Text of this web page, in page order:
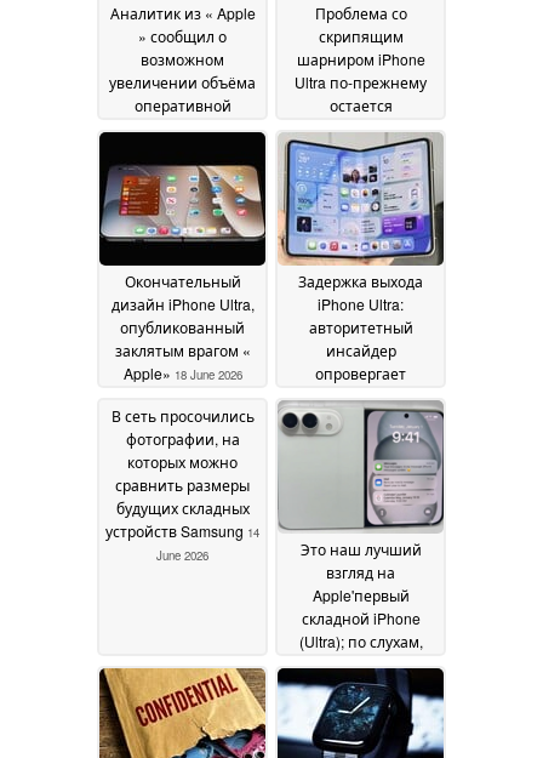
Аналитик из « Apple
» сообщил о
возможном
увеличении объёма
оперативной
памяти в моделях
18e, но всё не так,
как вы думаете27 June
2026
Проблема со
скрипящим
шарниром iPhone
Ultra по-прежнему
остается
нерешенной, в то
время как компания
« Apple » дала
зеленый свет на
запуск производства
своёго складного
дисплея23 June 2026
Окончательный
дизайн iPhone Ultra,
опубликованный
заклятым врагом «
Apple» 18 June 2026
Задержка выхода
iPhone Ultra:
авторитетный
инсайдер
опровергает
недавние
утверждения 17 June
В сеть просочились
фотографии, на
которых можно
сравнить размеры
будущих складных
устройств Samsung 14
June 2026
Это наш лучший
взгляд на
Apple'первый
складной iPhone
(Ultra); по слухам,
камера selfie в стиле
Android07 June 2026